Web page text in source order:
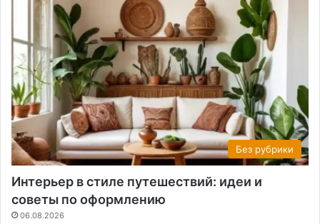
Без рубрики
Интерьер в стиле путешествий: идеи и
советы по оформлению
06.08.2026